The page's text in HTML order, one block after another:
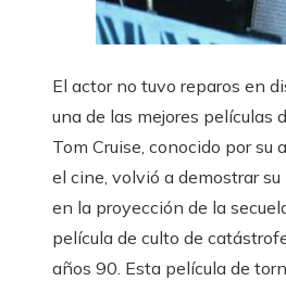
El actor no tuvo reparos en
una de las mejores películas
Tom Cruise, conocido por su
el cine, volvió a demostrar su
en la proyección de la
película de culto de
años 90. Esta película de